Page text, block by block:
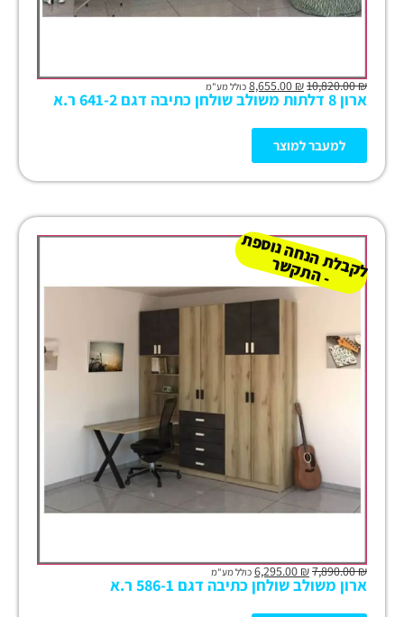
₪
10,820.00
₪ כולל מע"מ
ארון 8 דלתות משולב שולחן כתיבה דגם 641-2 ר.א
למעבר למוצר
ל
ק
ב
ל
ת
הנ
ח
ה נו
ס
פ
ת
-
ה
ת
ק
ש
ר
₪
7,890.00
₪ כולל מע"מ
ארון משולב שולחן כתיבה דגם 586-1 ר.א